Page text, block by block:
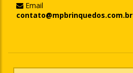
Email
contato@mpbrinquedos.com.br